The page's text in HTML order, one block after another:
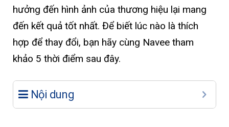
hưởng đến hình ảnh của thương hiệu lại mang
đến kết quả tốt nhất. Để biết lúc nào là thích
hợp để thay đổi, bạn hãy cùng Navee tham
khảo 5 thời điểm sau đây.
Nội dung